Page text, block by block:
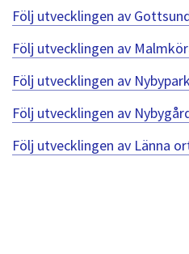
Följ utvecklingen av
Följ utvecklingen av
Följ utvecklingen av
Följ utvecklingen av
Följ utvecklingen av Länna
Hoppa